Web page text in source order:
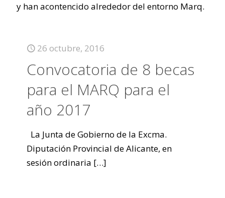
y han acontencido alrededor del entorno Marq.
26 octubre, 2016
Convocatoria de 8 becas
para el MARQ para el
año 2017
La Junta de Gobierno de la Excma.
Diputación Provincial de Alicante, en
sesión ordinaria […]